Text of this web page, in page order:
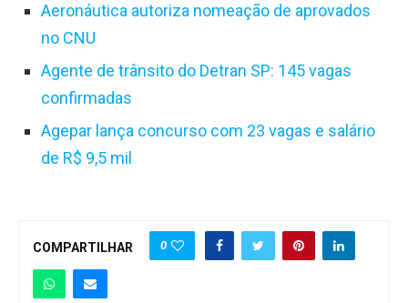
Aeronáutica autoriza nomeação de aprovados
no CNU
Agente de trânsito do Detran SP: 145 vagas
confirmadas
Agepar lança concurso com 23 vagas e salário
de R$ 9,5 mil
COMPARTILHAR 0